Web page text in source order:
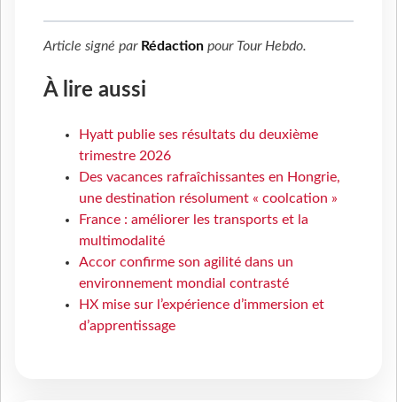
Article signé par Rédaction pour Tour Hebdo.
À lire aussi
Hyatt publie ses résultats du deuxième
trimestre 2026
Des vacances rafraîchissantes en Hongrie,
une destination résolument « coolcation »
France : améliorer les transports et la
multimodalité
Accor confirme son agilité dans un
environnement mondial contrasté
HX mise sur l’expérience d’immersion et
d’apprentissage